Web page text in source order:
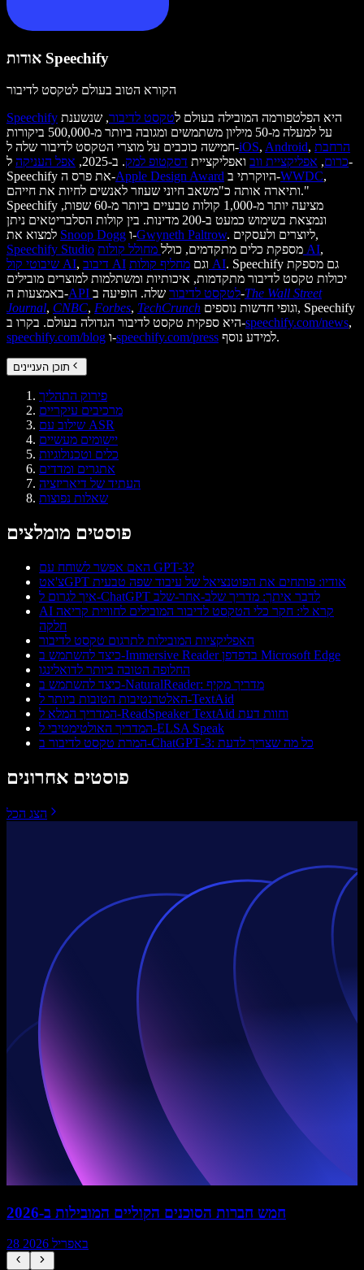
אודות Speechify
הקורא הטוב בעולם לטקסט לדיבור
Speechify
היא הפלטפורמה המובילה בעולם לטקסט לדיבור, שנשענת
על למעלה מ-50 מיליון משתמשים ומגובה ביותר מ-500,000 ביקורות
חמישה כוכבים על מוצרי הטקסט לדיבור שלה ל-iOS, Android, הרחבת
כרום, אפליקציית ווב ואפליקציית דסקטופ למק. ב-2025, אפל העניקה ל-
Speechify את פרס ה-Apple Design Award היוקרתי ב-WWDC,
ותיארה אותה כ"משאב חיוני שעוזר לאנשים לחיות את חייהם."
Speechify מציעה יותר מ-1,000 קולות טבעיים ביותר מ-60 שפות,
ונמצאת בשימוש כמעט ב-200 מדינות. בין קולות הסלבריטאים ניתן
Snoop Dogg ו-Gwyneth Paltrow
. ליוצרים ולעסקים,
Speechify Studio
מספקת כלים מתקדמים, כולל מחולל קולות AI,
שיבוטי קול AI, דיבוב AI וגם מחליף קולות AI. Speechify גם מספקת
יכולות טקסט לדיבור מתקדמות, איכותיות ומשתלמות למוצרים מובילים
באמצעות ה-
API לטקסט לדיבורשלה. הופיעה ב-The Wall Street
Journal, CNBC, Forbes, TechCrunch
היא ספקית טקסט לדיבור הגדולה בעולם. בקרו ב-speechify.com/news,
speechify.com/blog ו-speechify.com/press למידע נוסף.
תוכן העניינים
פירוק התהליך
מרכיבים עיקריים
שילוב עם ASR
יישומים מעשיים
כלים וטכנולוגיות
אתגרים ומדדים
העתיד של דיאריזציה
שאלות נפוצות
פוסטים מומלצים
האם אפשר לשוחח עם GPT-3?
צ'אטGPT אודיו: פותחים את הפוטנציאל של עיבוד שפה טבעית
איך לגרום ל-ChatGPT לדבר איתך: מדריך שלב-אחר-שלב
AI קרא לי: חקר כלי הטקסט לדיבור המובילים לחוויית קריאה
חלקה
האפליקציות המובילות לתרגום טקסט לדיבור
כיצד להשתמש ב-Immersive Reader בדפדפן Microsoft Edge
החלופה הטובה ביותר לדואלינגו
כיצד להשתמש ב-NaturalReader: מדריך מקיף
האלטרנטיבות הטובות ביותר ל-TextAid
המדריך המלא ל-ReadSpeaker TextAid וחוות דעת
המדריך האולטימטיבי ל-ELSA Speak
המרת טקסט לדיבור ב‑ChatGPT‑3: כל מה שצריך לדעת
פוסטים אחרונים
הצג הכל
חמש חברות הסוכנים הקוליים המובילות ב-2026
28 באפריל 2026